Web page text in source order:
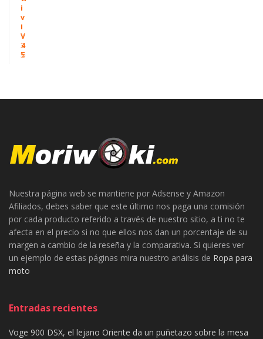
i
v
i
V
3
5
i
v
i
V
4
6
Nuestra página web se mantiene por Adsense y Amazon
Afiliados, debes saber que este último nos paga una comisión
por cada producto referido a través de nuestro sitio, a ti no te
afecta en el precio si no que ellos nos dan un porcentaje de su
margen a cambio de la reseña y la comparativa. Si quieres ver
un ejemplo de estas páginas mira nuestro análisis de Ropa para
moto
Entradas recientes
Voge 900 DSX, el lejano Oriente da un puñetazo sobre la mesa